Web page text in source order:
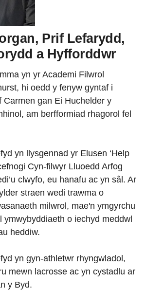
Prif Lefarydd,
a Hyfforddwr
yn yr Academi Filwrol
hi oedd y fenyw gyntaf i
Carmen gan Ei Huchelder y
am berfformiad rhagorol fel
yn llysgennad yr Elusen ‘Help
Cyn-filwyr Lluoedd Arfog
clwyfo, eu hanafu ac yn sâl. Ar
straen wedi trawma o
milwrol, mae'n ymgyrchu
ymwybyddiaeth o iechyd meddwl
heddiw.
yn gyn-athletwr rhyngwladol,
mewn lacrosse ac yn cystadlu ar
y Byd.